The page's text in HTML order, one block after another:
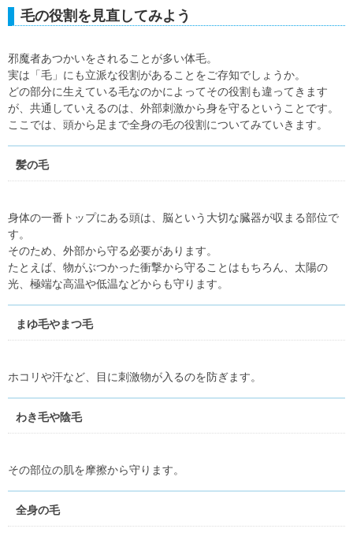
毛の役割を見直してみよう
邪魔者あつかいをされることが多い体毛。
実は「毛」にも立派な役割があることをご存知でしょうか。
どの部分に生えている毛なのかによってその役割も違ってきます
が、共通していえるのは、外部刺激から身を守るということです。
ここでは、頭から足まで全身の毛の役割についてみていきます。
髪の毛
身体の一番トップにある頭は、脳という大切な臓器が収まる部位で
す。
そのため、外部から守る必要があります。
たとえば、物がぶつかった衝撃から守ることはもちろん、太陽の
光、極端な高温や低温などからも守ります。
まゆ毛やまつ毛
ホコリや汗など、目に刺激物が入るのを防ぎます。
わき毛や陰毛
その部位の肌を摩擦から守ります。
全身の毛